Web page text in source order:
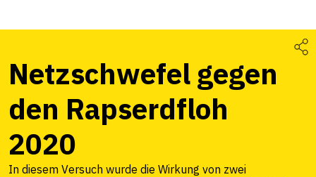
Netzschwefel gegen
den Rapserdfloh
2020
In diesem Versuch wurde die Wirkung von zwei